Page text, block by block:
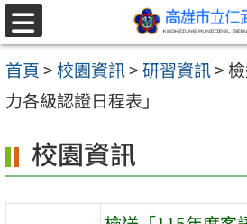
跳至主要內容區
選
單
首頁>校園資訊>研習資訊>
力各級認證日程表」
校園資訊